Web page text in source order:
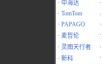
· 中海达 ·
· TomTom ·
· PAPAGO ·
· 麦哲伦 ·
· 灵图天行者 ·
· 新科 ·